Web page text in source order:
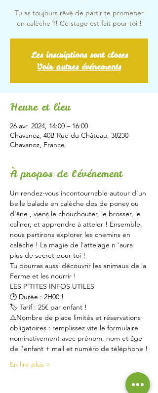
Tu as toujours rêvé de partir te promener
en calèche ?! Ce stage est fait pour toi !
Les inscriptions sont closes
Voir autres événements
Heure et lieu
26 avr. 2024, 14:00 – 16:00
Chavanoz, 40B Rue du Château, 38230
Chavanoz, France
À propos de l'événement
Un rendez-vous incontournable autour d'un
belle balade en calèche dos de poney ou
d'âne , viens le chouchouter, le brosser, le
caliner, et apprendre à atteler ! Ensemble,
nous partirons explorer les chemins en
calèche ! La magie de l'attelage n 'aura
plus de secret pour toi !
Tu pourras aussi découvrir les animaux de la
Ferme et les nourrir !
LES P’TITES INFOS UTILES
🕑 Durée : 2H00 !
🏷 Tarif : 25€ par enfant !
⚠️Nombre de place limités et réservations
obligatoires : remplissez vite le formulaire
nominativement avec prénom, nom et âge
de l'enfant + mail et numéro de téléphone !
En lire plus >